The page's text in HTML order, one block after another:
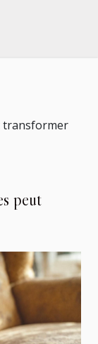
transformer
peut